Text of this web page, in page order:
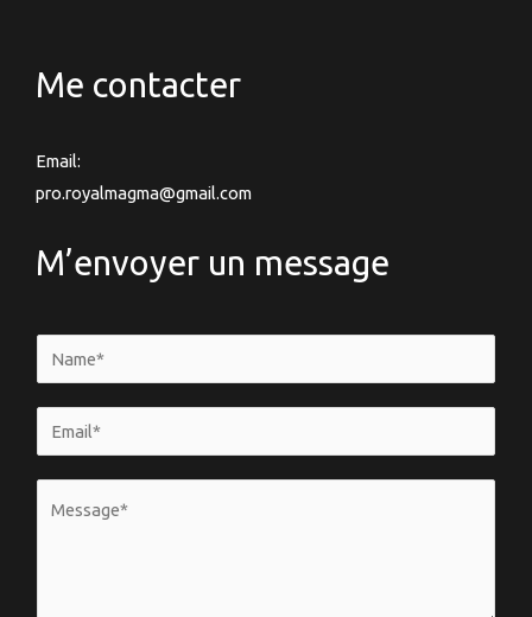
Me contacter
Email:
pro.royalmagma@gmail.com
M’envoyer un message
a
m
*
m
a